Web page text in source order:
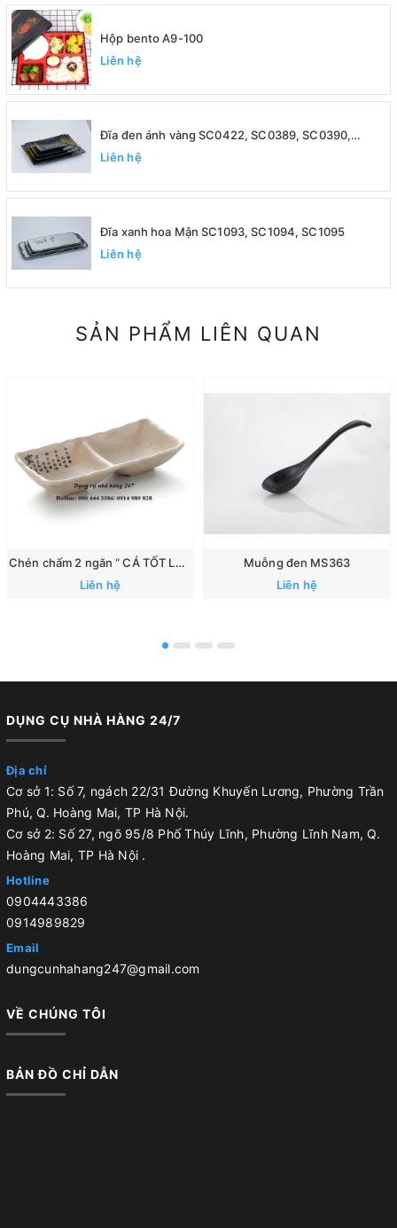
Hộp bento A9-100
Liên hệ
Đĩa đen ánh vàng SC0422, SC0389, SC0390,
SC0391
Liên hệ
Đĩa xanh hoa Mận SC1093, SC1094, SC1095
Liên hệ
SẢN PHẨM LIÊN QUAN
Chén chấm 2 ngăn “ CÁ TỐT LÀNH”: 167
Liên hệ
Muỗng đen MS363
Liên hệ
DỤNG CỤ NHÀ HÀNG 24/7
Địa chỉ
Cơ sở 1: Số 7, ngách 22/31 Đường Khuyến Lương, Phường Trần
Phú, Q. Hoàng Mai, TP Hà Nội.
Cơ sở 2: Số 27, ngõ 95/8 Phố Thúy Lĩnh, Phường Lĩnh Nam, Q.
Hoàng Mai, TP Hà Nội .
Hotline
0904443386
0914989829
Email
dungcunhahang247@gmail.com
VỀ CHÚNG TÔI
BẢN ĐỒ CHỈ DẪN